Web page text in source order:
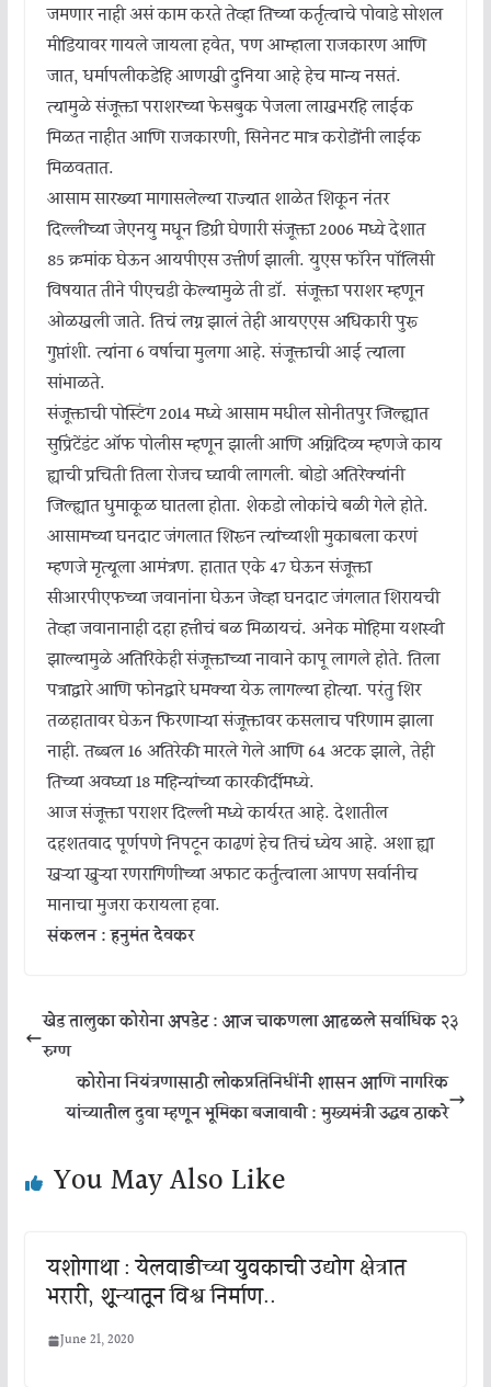
जमणार नाही असं काम करते तेव्हा तिच्या कर्तृत्वाचे पोवाडे सोशल
मीडियावर गायले जायला हवेत, पण आम्हाला राजकारण आणि
जात, धर्मापलीकडेहि आणखी दुनिया आहे हेच मान्य नसतं.
त्यामुळे संजूक्ता पराशरच्या फेसबुक पेजला लाखभरहि लाईक
मिळत नाहीत आणि राजकारणी, सिनेनट मात्र करोडोंनी लाईक
मिळवतात.
आसाम सारख्या मागासलेल्या राज्यात शाळेत शिकून नंतर
दिल्लीच्या जेएनयु मधून डिग्री घेणारी संजूक्ता 2006 मध्ये देशात
85 क्रमांक घेऊन आयपीएस उत्तीर्ण झाली. युएस फॉरेन पॉलिसी
विषयात तीने पीएचडी केल्यामुळे ती डॉ. संजूक्ता पराशर म्हणून
ओळखली जाते. तिचं लग्न झालं तेही आयएएस अधिकारी पुरू
गुप्तांशी. त्यांना 6 वर्षाचा मुलगा आहे. संजूक्ताची आई त्याला
सांभाळते.
संजूक्ताची पोस्टिंग 2014 मध्ये आसाम मधील सोनीतपुर जिल्ह्यात
सुप्रिंटेंडंट ऑफ पोलीस म्हणून झाली आणि अग्निदिव्य म्हणजे काय
ह्याची प्रचिती तिला रोजच घ्यावी लागली. बोडो अतिरेक्यांनी
जिल्ह्यात धुमाकूळ घातला होता. शेकडो लोकांचे बळी गेले होते.
आसामच्या घनदाट जंगलात शिरून त्यांच्याशी मुकाबला करणं
म्हणजे मृत्यूला आमंत्रण. हातात एके 47 घेऊन संजूक्ता
सीआरपीएफच्या जवानांना घेऊन जेव्हा घनदाट जंगलात शिरायची
तेव्हा जवानानाही दहा हत्तीचं बळ मिळायचं. अनेक मोहिमा यशस्वी
झाल्यामुळे अतिरिकेही संजूक्ताच्या नावाने कापू लागले होते. तिला
पत्राद्वारे आणि फोनद्वारे धमक्या येऊ लागल्या होत्या. परंतु शिर
तळहातावर घेऊन फिरणाऱ्या संजूक्तावर कसलाच परिणाम झाला
नाही. तब्बल 16 अतिरेकी मारले गेले आणि 64 अटक झाले, तेही
तिच्या अवघ्या 18 महिन्यांच्या कारकीर्दीमध्ये.
आज संजूक्ता पराशर दिल्ली मध्ये कार्यरत आहे. देशातील
दहशतवाद पूर्णपणे निपटून काढणं हेच तिचं ध्येय आहे. अशा ह्या
खऱ्या खुऱ्या रणरागिणीच्या अफाट कर्तुत्वाला आपण सर्वानीच
मानाचा मुजरा करायला हवा.
संकलन : हनुमंत देवकर
खेड तालुका कोरोना अपडेट : आज चाकणला आढळले सर्वाधिक २३
रुग्ण
कोरोना नियंत्रणासाठी लोकप्रतिनिधींनी शासन आणि नागरिक
यांच्यातील दुवा म्हणून भूमिका बजावावी : मुख्यमंत्री उद्धव ठाकरे
You May Also Like
यशोगाथा : येलवाडीच्या युवकाची उद्योग क्षेत्रात
भरारी, शून्यातून विश्व निर्माण..
June 21, 2020